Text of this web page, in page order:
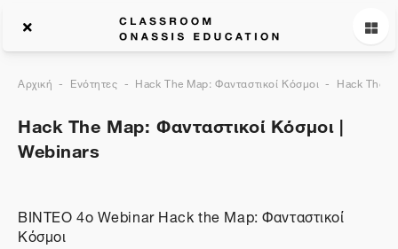
Αρχική Ενότητες Hack The Map: Φανταστικοί Κόσμοι Hack The
Hack The Map: Φανταστικοί Κόσμοι |
Webinars
ΒΙΝΤΕΟ 4o Webinar Hack the Map: Φανταστικοί
Κόσμοι